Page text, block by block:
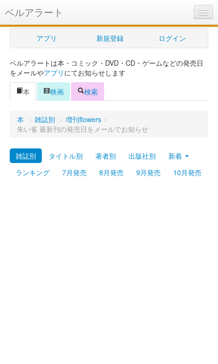
ベルアラート
ベルアラートとは
ヘルプ
新規登録
ログイン
購入管理
Myシェルフ
プレミアム
アプリ 新規登録 ログイン
ベルアラートは本・コミック・DVD・CD・ゲームなどの発売日
をメールやアプリ にてお知らせします
本
映画 検索
本 > 雑誌別 > 増刊flowers >
朱い雀 最新刊の発売日をメールでお知らせ
雑誌別 タイトル別 著者別 出版社別
新着
ランキング
7月発売 8月発売 9月発売 10月発売